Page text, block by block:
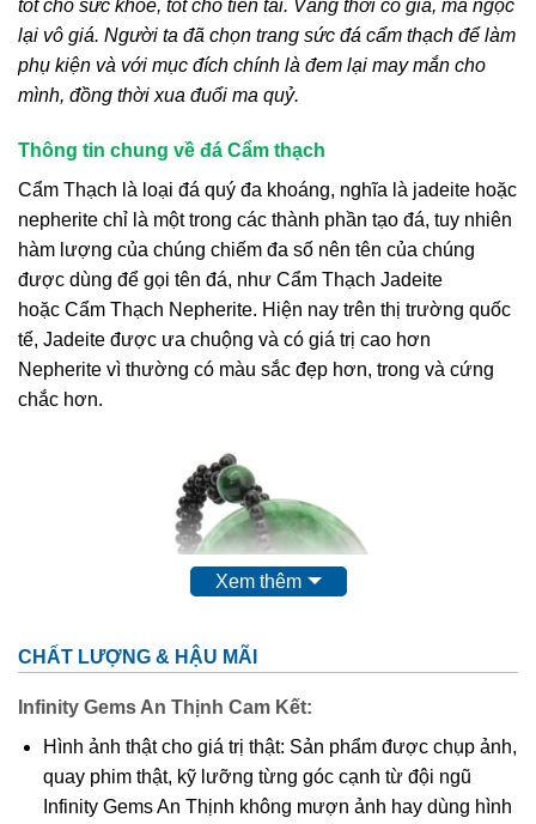
tốt cho sức khỏe, tốt cho tiền tài. Vàng thời có giá, mà ngọc
lại vô giá. Người ta đã chọn trang sức đá cẩm thạch để làm
phụ kiện và với mục đích chính là đem lại may mắn cho
mình, đồng thời xua đuổi ma quỷ.
Thông tin chung về đá Cẩm thạch
Cẩm Thạch là loại đá quý đa khoáng, nghĩa là jadeite hoặc
nepherite chỉ là một trong các thành phần tạo đá, tuy nhiên
hàm lượng của chúng chiếm đa số nên tên của chúng
được dùng để gọi tên đá, như Cẩm Thạch Jadeite
hoặc Cẩm Thạch Nepherite. Hiện nay trên thị trường quốc
tế, Jadeite được ưa chuộng và có giá trị cao hơn
Nepherite vì thường có màu sắc đẹp hơn, trong và cứng
chắc hơn.
Hiện Nay Trên Thị Trường Quốc Tế, Đá Cẩm Thạch (Jadeite)
được ưa Chuộng Và Có Giá Trị Cao
Xem thêm
CHẤT LƯỢNG & HẬU MÃI
Infinity Gems An Thịnh Cam Kết:
Hình ảnh thật cho giá trị thật: Sản phẩm được chụp ảnh,
quay phim thật, kỹ lưỡng từng góc cạnh từ đội ngũ
Infinity Gems An Thịnh không mượn ảnh hay dùng hình